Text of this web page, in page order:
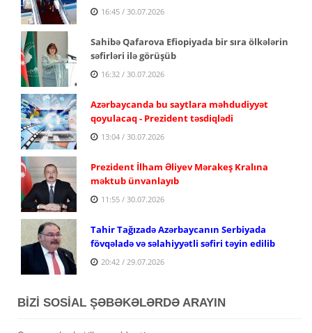
16:45 / 30.07.2026
Sahibə Qafarova Efiopiyada bir sıra ölkələrin
səfirləri ilə görüşüb
16:32 / 30.07.2026
Azərbaycanda bu saytlara məhdudiyyət
qoyulacaq - Prezident təsdiqlədi
13:04 / 30.07.2026
Prezident İlham Əliyev Mərakeş Kralına
məktub ünvanlayıb
11:55 / 30.07.2026
Tahir Tağızadə Azərbaycanın Serbiyada
fövqəladə və səlahiyyətli səfiri təyin edilib
20:42 / 29.07.2026
BİZİ SOSİAL ŞƏBƏKƏLƏRDƏ ARAYIN